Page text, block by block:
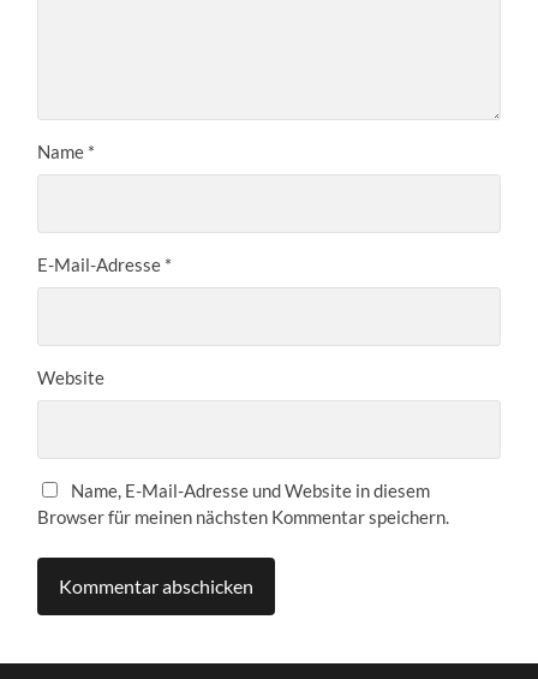
Name *
E-Mail-Adresse *
Website
Name, E-Mail-Adresse und Website in diesem
Browser für meinen nächsten Kommentar speichern.